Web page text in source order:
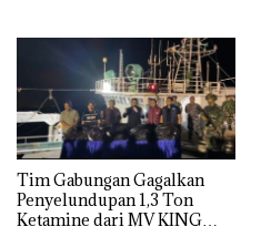
Tim Gabungan Gagalkan
Penyelundupan 1,3 Ton
Ketamine dari MV KING